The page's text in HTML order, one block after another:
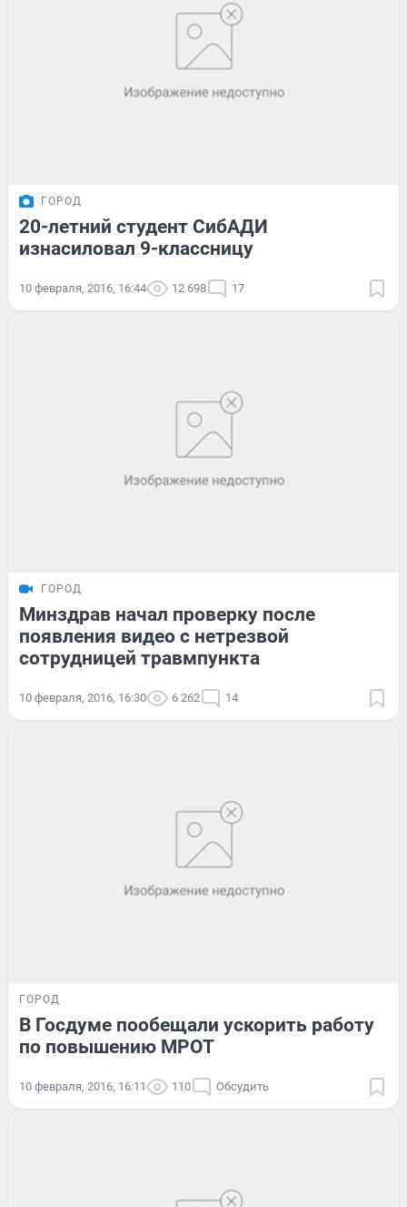
ГОРОД
20-летний студент СибАДИ
изнасиловал 9-классницу
10 февраля, 2016, 16:44 12 698 17
ГОРОД
Минздрав начал проверку после
появления видео с нетрезвой
сотрудницей травмпункта
10 февраля, 2016, 16:30 6 262 14
ГОРОД
В Госдуме пообещали ускорить работу
по повышению МРОТ
10 февраля, 2016, 16:11 110 Обсудить